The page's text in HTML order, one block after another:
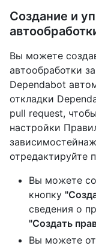
Создание и
Вы можете
автообработки
Dependabot
откладки
pull request,
настройки
отредактируйте
Вы можете
кнопку
сведения о
"Создать
Вы можете